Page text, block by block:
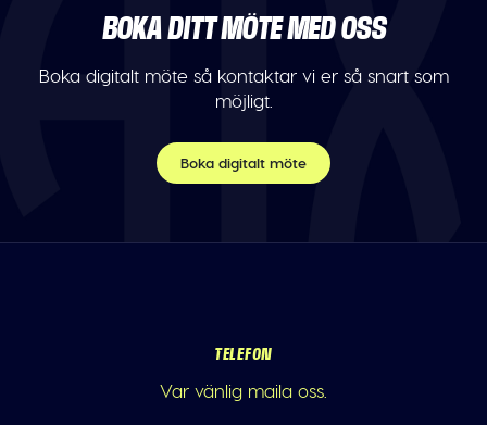
BOKA DITT MÖTE MED OSS
Boka digitalt möte så kontaktar vi er så snart som
möjligt.
Boka digitalt möte
TELEFON
Var vänlig maila oss.